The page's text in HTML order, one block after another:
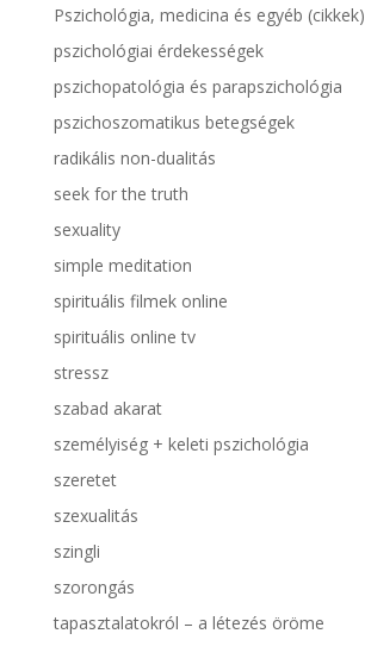
Pszichológia, medicina és egyéb (cikkek)
pszichológiai érdekességek
pszichopatológia és parapszichológia
pszichoszomatikus betegségek
radikális non-dualitás
seek for the truth
sexuality
simple meditation
spirituális filmek online
spirituális online tv
stressz
szabad akarat
személyiség + keleti pszichológia
szeretet
szexualitás
szingli
szorongás
tapasztalatokról – a létezés öröme